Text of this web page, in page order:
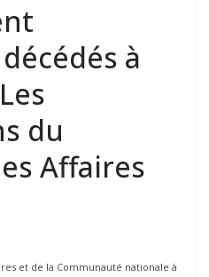
à
du
Affaires
et de la Communauté nationale à